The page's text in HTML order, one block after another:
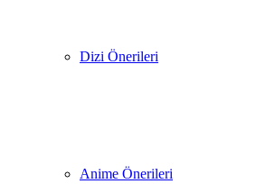
Dizi Önerileri
Anime Önerileri